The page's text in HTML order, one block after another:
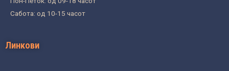
Сабота: од 10-15 часот
Линкови